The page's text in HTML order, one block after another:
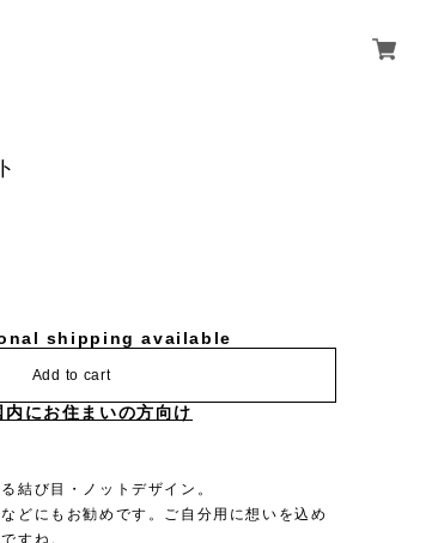
shipping available
Add to cart
内にお住まいの方向け
結び目・ノットデザイン。
どにもお勧めです。ご自分用に想いを込め